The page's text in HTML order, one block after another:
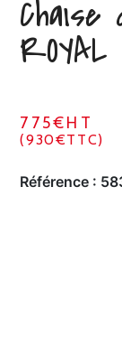
Chaise
ROYAL
775€HT
(930€TTC)
Référence :